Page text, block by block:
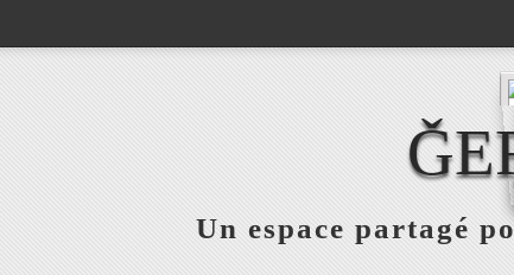
Un espace partagé